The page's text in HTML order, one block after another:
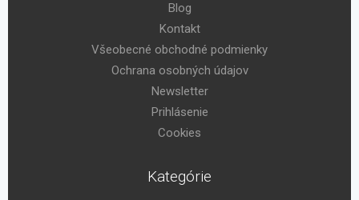
Blog
Kontakt
Všeobecné obchodné podmienky
Ochrana osobných údajov
Newsletter
Prihlásenie
Cookies
Kategórie